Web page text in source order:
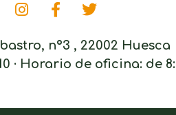
nº3 , 22002 Huesca
· Horario de oficina: de